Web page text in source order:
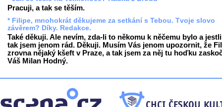
Pracuji, a tak se těším.
* Filipe, mnohokrát děkujeme za setkání s Tebou. Tvoje slovo
závěrem? Díky. Redakce.
Také děkuji. Ale nevím, zda-li to někomu k něčemu bylo a
tak jsem jenom rád. Děkuji. Musím Vás jenom upozornit, že
zrovna nějaký kšeft v Praze, a tak jsem za něj tu hoďku
Váš Milan Hodný.